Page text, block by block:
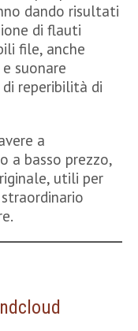
dando risultati
di flauti
file, anche
suonare
reperibilità di
a
a basso prezzo,
utili per